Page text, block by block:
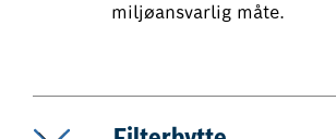
miljøansvarlig måte.